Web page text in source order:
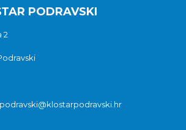
PODRAVSKI
2